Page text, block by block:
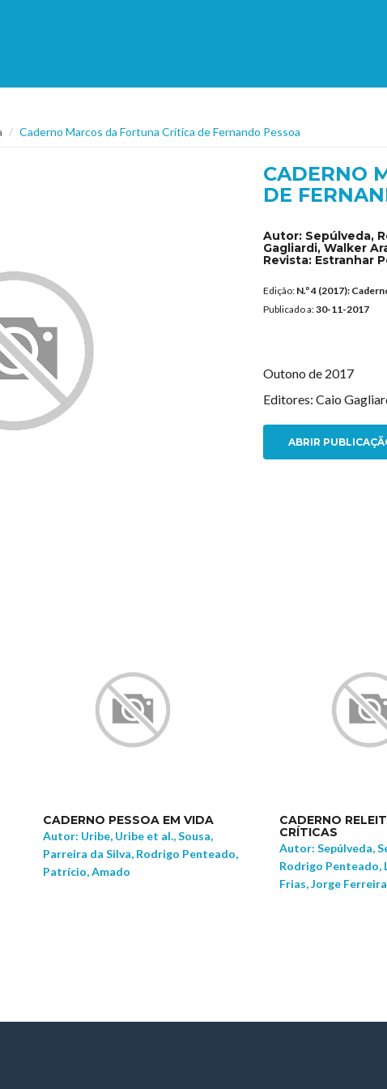
Caderno Marcos da Fortuna Crítica de Fernando Pessoa
CADERNO
DE
Autor: Sepúlveda,
Gagliardi, Walker
Revista: Estranhar
Edição: N.º 4 (2017):
Publicado a:30-11-2017
Outono de 2017
Editores: Caio
ABRIR
CADERNO PESSOA EM VIDA
Autor: Uribe, Uribe et al., Sousa,
Parreira da Silva, Rodrigo Penteado,
Patrício, Amado
CADERNO
CRÍTICAS
Autor: Sepúlveda,
Rodrigo Penteado,
Frias, Jorge